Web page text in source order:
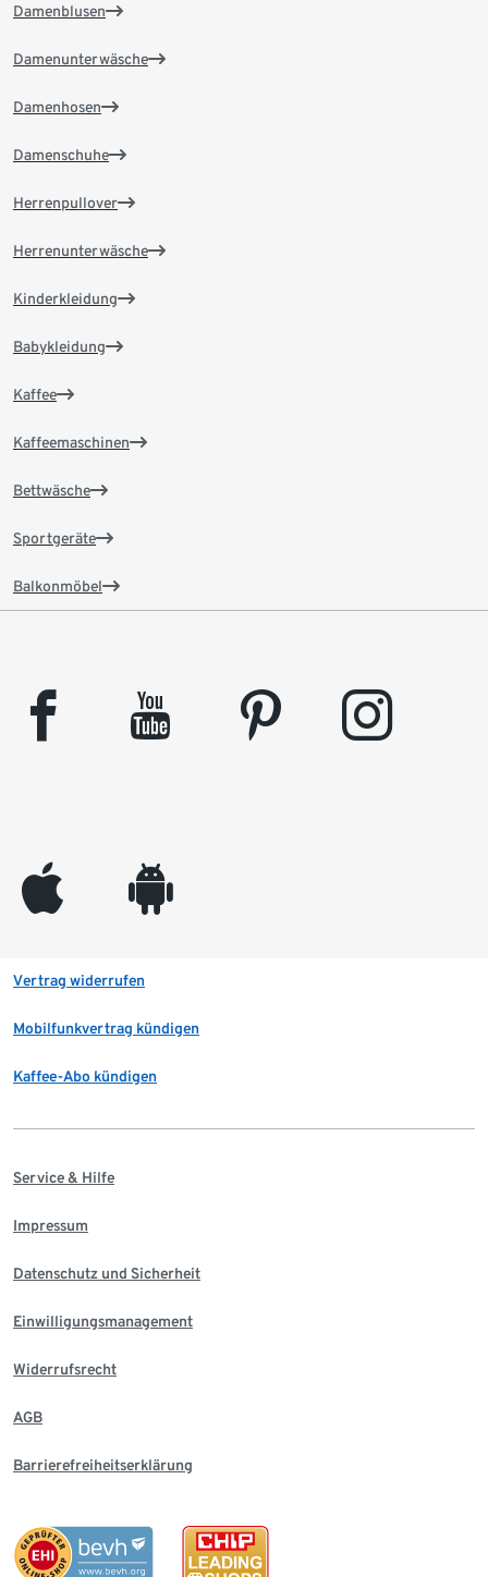
Damenblusen
Damenunterwäsche
Damenhosen
Damenschuhe
Herrenpullover
Herrenunterwäsche
Kinderkleidung
Babykleidung
Kaffee
Kaffeemaschinen
Bettwäsche
Sportgeräte
Balkonmöbel
facebook youtube pinterest instagram
appleinc android
Vertrag widerrufen
Mobilfunkvertrag kündigen
Kaffee-Abo kündigen
Service & Hilfe
Impressum
Datenschutz und Sicherheit
Einwilligungsmanagement
Widerrufsrecht
AGB
Barrierefreiheitserklärung